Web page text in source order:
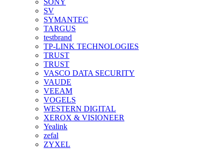
SV
SYMANTEC
TARGUS
testbrand
TP-LINK TECHNOLOGIES
TRUST
TRUST
VASCO DATA SECURITY
VAUDE
VEEAM
VOGELS
WESTERN DIGITAL
XEROX & VISIONEER
Yealink
zefal
ZYXEL